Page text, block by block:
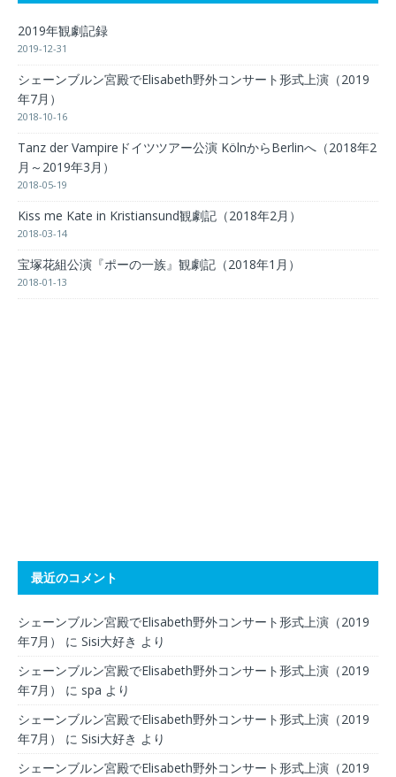
2019年観劇記録
2019-12-31
シェーンブルン宮殿でElisabeth野外コンサート形式上演（2019
年7月）
2018-10-16
Tanz der Vampireドイツツアー公演 KölnからBerlinへ（2018年2
月～2019年3月）
2018-05-19
Kiss me Kate in Kristiansund観劇記（2018年2月）
2018-03-14
宝塚花組公演『ポーの一族』観劇記（2018年1月）
2018-01-13
最近のコメント
シェーンブルン宮殿でElisabeth野外コンサート形式上演（2019
年7月）
に Sisi大好き より
シェーンブルン宮殿でElisabeth野外コンサート形式上演（2019
年7月）
に spa より
シェーンブルン宮殿でElisabeth野外コンサート形式上演（2019
年7月）
に Sisi大好き より
シェーンブルン宮殿でElisabeth野外コンサート形式上演（2019